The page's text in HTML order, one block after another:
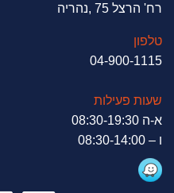
רח' הרצל 75 ,נהריה
טלפון
04-900-1115
שעות פעילות
א-ה 08:30-19:30
ו – 08:30-14:00